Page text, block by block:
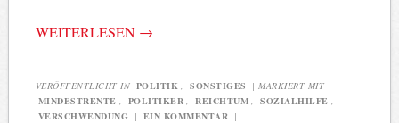
WEITERLESEN →
VERÖFFENTLICHT IN POLITIK SONSTIGES |MARKIERT MIT
MINDESTRENTE
POLITIKER REICHTUM SOZIALHILFE
VERSCHWENDUNG
| EIN KOMMENTAR |